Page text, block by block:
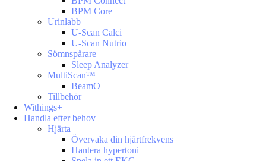
BPM Core
Urinlabb
U-Scan Calci
U-Scan Nutrio
Sömnspårare
Sleep Analyzer
MultiScan™
BeamO
Tillbehör
Withings+
Handla efter behov
Hjärta
Övervaka din hjärtfrekvens
Hantera hypertoni